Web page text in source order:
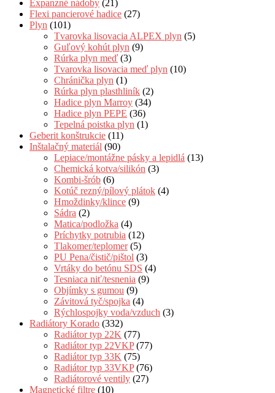
Expanzné nádoby (21)
Flexi pancierové hadice (27)
Plyn (101)
Tvarovka lisovacia ALPEX plyn (5)
Guľový kohút plyn (9)
Rúrka plyn meď (3)
Tvarovka lisovacia meď plyn (10)
Chránička plyn (1)
Rúrka plyn plasthliník (2)
Hadice plyn Marroy (34)
Hadice plyn PEPE (36)
Tepelná poistka plyn (1)
Geberit konštrukcie (11)
Inštalačný materiál (90)
Lepiace/montážne pásky a lepidlá (13)
Chemická kotva/silikón (3)
Kombi-šrób (6)
Kotúč rezný/pílový plátok (4)
Hmoždinky/klince (9)
Sádra (2)
Matica/podložka (4)
Príchytky potrubia (12)
Tlakomer/teplomer (5)
PU Pena/čistič/pištol (3)
Vrtáky do betónu SDS (4)
Tesniaca niť/tesnenia (9)
Objímky s gumou (9)
Závitová tyč/spojka (4)
Rýchlospojky voda/vzduch (3)
Radiátory Korado (332)
Radiátor typ 22K (77)
Radiátor typ 22VKP (77)
Radiátor typ 33K (75)
Radiátor typ 33VKP (76)
Radiátorové ventily (27)
Magnetické filtre (10)